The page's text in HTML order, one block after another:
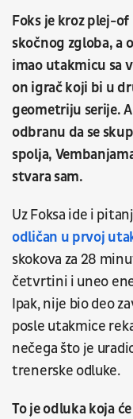
Foks je kroz plej-
skočnog zgloba, a
imao utakmicu sa
on igrač koji bi u
geometriju serije.
odbranu da se
spolja,
stvara sam.
Uz Foksa ide i
odličan u prvoj
skokova za 28
četvrtini i uneo
Ipak, nije bio deo
posle utakmice
nečega što je
trenerske odluke.
To je odluka koja